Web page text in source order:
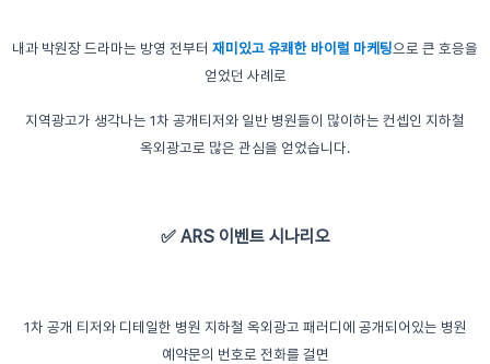
내과 박원장 드라마는 방영 전부터 재미있고 유쾌한 바이럴 마케팅으로 큰 호응을
얻었던 사례로
지역광고가 생각나는 1차 공개티저와 일반 병원들이 많이하는 컨셉인 지하철
옥외광고로 많은 관심을 얻었습니다.
✅ ARS 이벤트 시나리오
1차 공개 티저와 디테일한 병원 지하철 옥외광고 패러디에 공개되어있는 병원
예약문의 번호로 전화를 걸면